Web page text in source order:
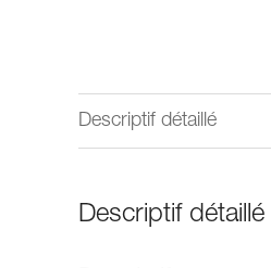
Descriptif détaillé
Descriptif détaillé